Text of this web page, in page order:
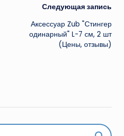
Следующая запись
Аксессуар Zub "Стингер
одинарный" L-7 см, 2 шт
(Цены, отзывы)